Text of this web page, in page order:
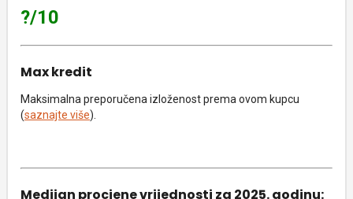
?/10
Max kredit
Maksimalna preporučena izloženost prema ovom kupcu
(saznajte više).
Medijan procjene vrijednosti za 2025. godinu: